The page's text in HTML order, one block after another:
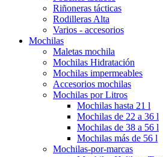
Riñoneras tácticas
Rodilleras Alta
Varios - accesorios
Mochilas
Maletas mochila
Mochilas Hidratación
Mochilas impermeables
Accesorios mochilas
Mochilas por Litros
Mochilas hasta 21 l
Mochilas de 22 a 36 l
Mochilas de 38 a 56 l
Mochilas más de 56 l
Mochilas-por-marcas